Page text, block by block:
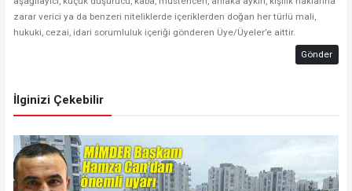
zarar verici ya da benzeri niteliklerde içeriklerden doğan her türlü mali,
hukuki, cezai, idari sorumluluk içeriği gönderen Üye/Üyeler’e aittir.
Gönder
İlginizi Çekebilir